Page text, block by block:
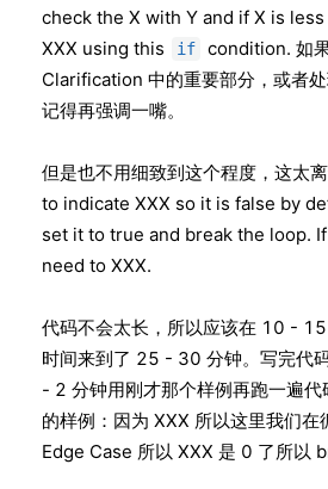
check the X with Y and if X is
XXX using this
if
condition. 如
Clarification 中的重要部分，或者
记得再强调一嘴。
但是也不用细致到这个程度，这太
to indicate XXX so it is false by
set it to true and break the loop.
need to XXX.
代码不会太长，所以应该在 10 -
时间来到了 25 - 30 分钟。写完代
- 2 分钟用刚才那个样例再跑一遍
的样例：因为 XXX 所以这里我们在
Edge Case 所以 XXX 是 0 了所以